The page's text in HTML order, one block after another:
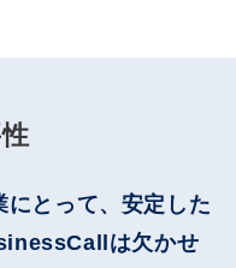
とって、安定した
は欠かせ